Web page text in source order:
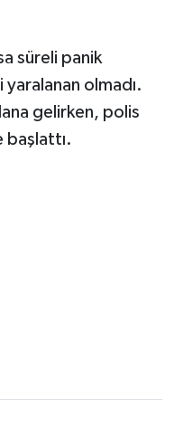
süreli panik
yaralanan olmadı.
gelirken, polis
başlattı.